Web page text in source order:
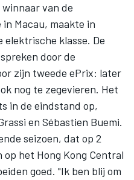
van de
Macau, maakte in
klasse. De
door de
zijn tweede ePrix: later
nog te zegevieren. Het
in de eindstand op,
en Sébastien Buemi.
seizoen, dat op 2
het Hong Kong Central
goed. "Ik ben blij om